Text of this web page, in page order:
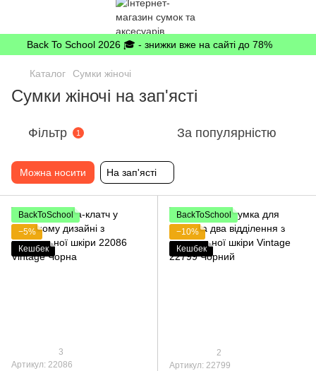
Back To School 2026 🎓 - знижки вже на сайті до 78%
Каталог Сумки жіночі
Сумки жіночі на зап'ясті
Фільтр 1 За популярністю
Можна носити На зап'ясті
BackToSchool
−5%
Кешбек
3
Артикул: 22086
BackToSchool
−10%
Кешбек
2
Артикул: 22799